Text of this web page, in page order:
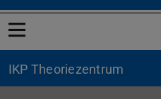
Menü öffnen
IKP Theoriezentrum